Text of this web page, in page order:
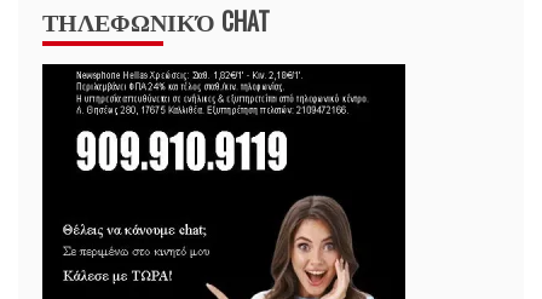
ΤΗΛΕΦΩΝΙΚΌ CHAT